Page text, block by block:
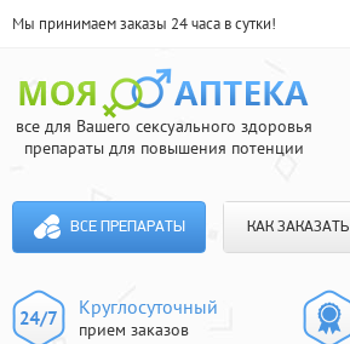
Мы принимаем заказы 24 часа в сутки!
все для Вашего сексуального здоровья
препараты для повышения потенции
ВСЕ ПРЕПАРАТЫ КАК ЗАКАЗАТЬ
Круглосуточный
прием заказов